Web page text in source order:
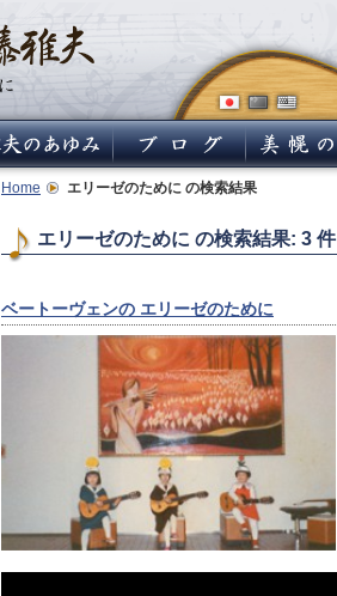
Home エリーゼのために の検索結果
エリーゼのために の検索結果: 3 件
ベートーヴェンの エリーゼのために